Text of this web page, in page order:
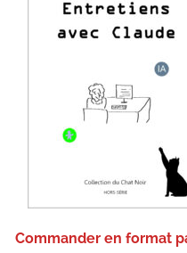
Commander en format